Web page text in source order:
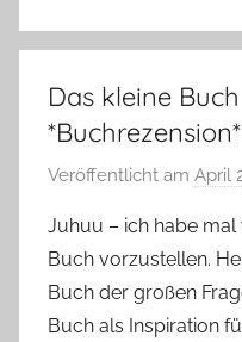
Das kleine
*Buchrezension*
Veröffentlicht am April
Juhuu – ich habe
Buch vorzustellen.
Buch der großen
Buch als Inspiration